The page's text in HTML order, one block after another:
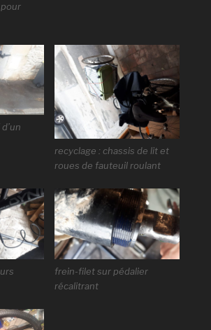
recyclage : chassis de lit et
roues de fauteuil roulant
frein-filet sur pédalier
récalitrant